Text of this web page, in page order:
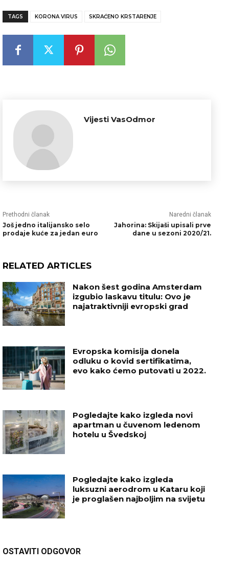
TAGS KORONA VIRUS SKRAĆENO KRSTARENJE
Vijesti VasOdmor
Prethodni članak
Još jedno italijansko selo
prodaje kuće za jedan euro
Naredni članak
Jahorina: Skijaši upisali prve
dane u sezoni 2020/21.
RELATED ARTICLES
Nakon šest godina Amsterdam
izgubio laskavu titulu: Ovo je
najatraktivniji evropski grad
Evropska komisija donela
odluku o kovid sertifikatima,
evo kako ćemo putovati u 2022.
Pogledajte kako izgleda novi
apartman u čuvenom ledenom
hotelu u Švedskoj
Pogledajte kako izgleda
luksuzni aerodrom u Kataru koji
je proglašen najboljim na svijetu
OSTAVITI ODGOVOR